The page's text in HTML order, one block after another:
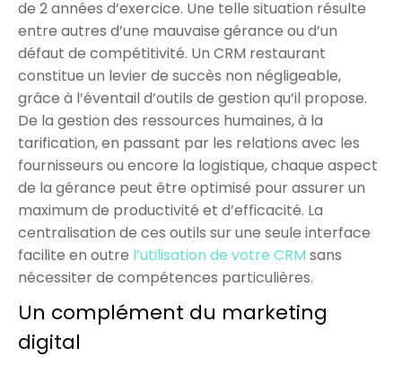
de 2 années d’exercice. Une telle situation résulte
entre autres d’une mauvaise gérance ou d’un
défaut de compétitivité. Un CRM restaurant
constitue un levier de succès non négligeable,
grâce à l’éventail d’outils de gestion qu’il propose.
De la gestion des ressources humaines, à la
tarification, en passant par les relations avec les
fournisseurs ou encore la logistique, chaque aspect
de la gérance peut être optimisé pour assurer un
maximum de productivité et d’efficacité. La
centralisation de ces outils sur une seule interface
facilite en outre l’utilisation de votre CRM sans
nécessiter de compétences particulières.
Un complément du marketing
digital